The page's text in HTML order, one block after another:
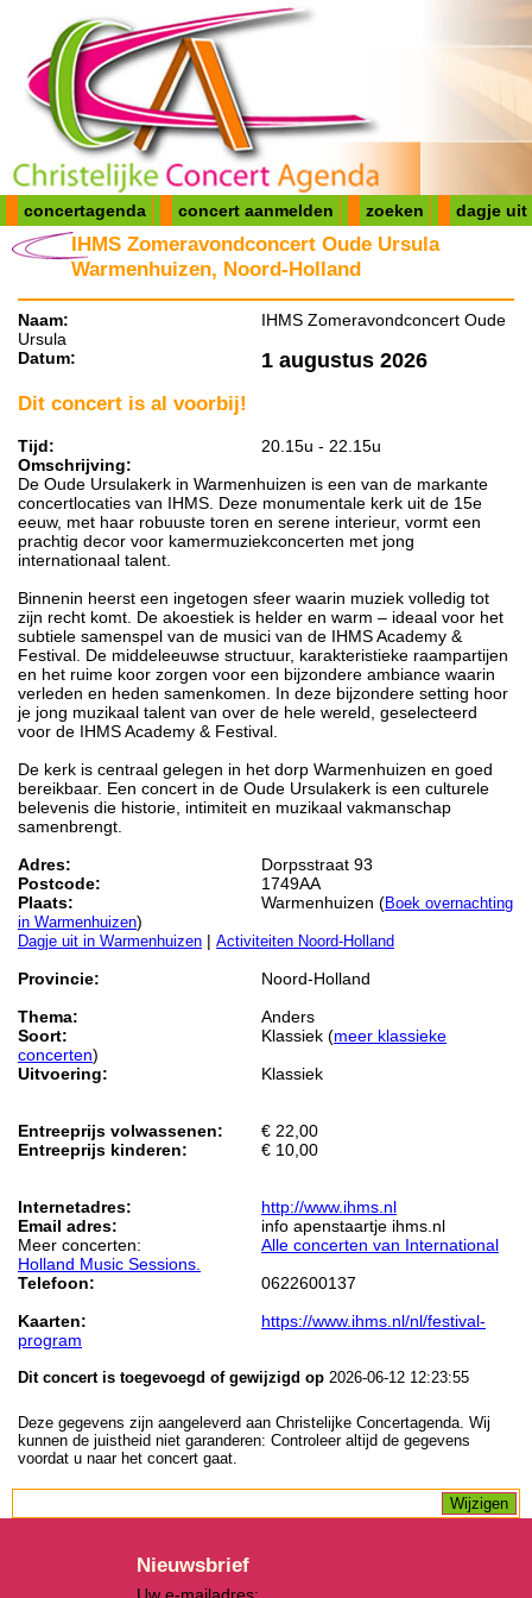
concertagenda concert aanmelden zoeken dagje uit
IHMS Zomeravondconcert Oude Ursula
Warmenhuizen, Noord-Holland
Naam:
IHMS Zomeravondconcert Oude
Ursula
Datum:
1 augustus 2026
Dit concert is al voorbij!
Tijd:
20.15u - 22.15u
Omschrijving:
De Oude Ursulakerk in Warmenhuizen is een van de markante
concertlocaties van IHMS. Deze monumentale kerk uit de 15e
eeuw, met haar robuuste toren en serene interieur, vormt een
prachtig decor voor kamermuziekconcerten met jong
internationaal talent.
Binnenin heerst een ingetogen sfeer waarin muziek volledig tot
zijn recht komt. De akoestiek is helder en warm – ideaal voor het
subtiele samenspel van de musici van de IHMS Academy &
Festival. De middeleeuwse structuur, karakteristieke raampartijen
en het ruime koor zorgen voor een bijzondere ambiance waarin
verleden en heden samenkomen. In deze bijzondere setting hoor
je jong muzikaal talent van over de hele wereld, geselecteerd
voor de IHMS Academy & Festival.
De kerk is centraal gelegen in het dorp Warmenhuizen en goed
bereikbaar. Een concert in de Oude Ursulakerk is een culturele
belevenis die historie, intimiteit en muzikaal vakmanschap
samenbrengt.
Adres:
Dorpsstraat 93
Postcode:
1749AA
Plaats:
Warmenhuizen (Boek overnachting
in Warmenhuizen)
Dagje uit in Warmenhuizen | Activiteiten Noord-Holland
Provincie:
Noord-Holland
Thema:
Anders
Soort:
Klassiek (meer klassieke
concerten)
Uitvoering:
Klassiek
Entreeprijs volwassenen:
€ 22,00
Entreeprijs kinderen:
€ 10,00
Internetadres:
http://www.ihms.nl
Email adres:
info apenstaartje ihms.nl
Meer concerten:
Alle concerten van International
Holland Music Sessions.
Telefoon:
0622600137
Kaarten:
https://www.ihms.nl/nl/festival-
program
Dit concert is toegevoegd of gewijzigd op 2026-06-12 12:23:55
Deze gegevens zijn aangeleverd aan Christelijke Concertagenda. Wij
kunnen de juistheid niet garanderen: Controleer altijd de gegevens
voordat u naar het concert gaat.
Nieuwsbrief
Uw e-mailadres: